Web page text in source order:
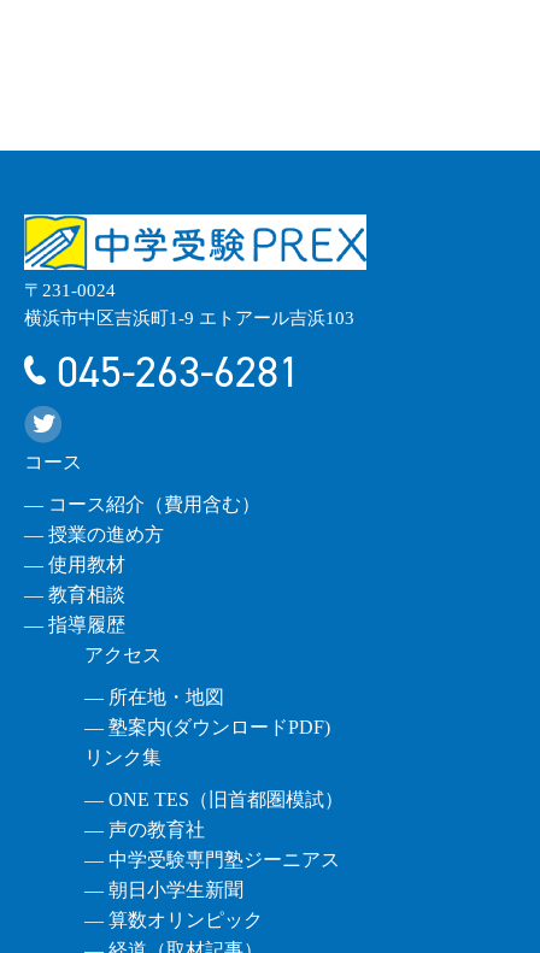
〒231-0024
横浜市中区吉浜町1-9 エトアール吉浜103
045-263-6281
コース
― コース紹介（費用含む）
― 授業の進め方
― 使用教材
― 教育相談
― 指導履歴
アクセス
― 所在地・地図
― 塾案内(ダウンロードPDF)
リンク集
― ONE TES（旧首都圏模試）
― 声の教育社
― 中学受験専門塾ジーニアス
― 朝日小学生新聞
― 算数オリンピック